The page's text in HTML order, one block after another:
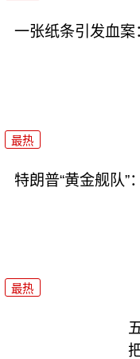
一张纸条引发血案
最热
特朗普“黄金舰队
最热